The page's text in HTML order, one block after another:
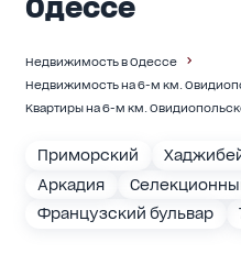
Одессе
Недвижимость в Одессе
Недвижимость на 6-м км.
Квартиры на 6-м км.
Приморский
Аркадия
Французский бульвар